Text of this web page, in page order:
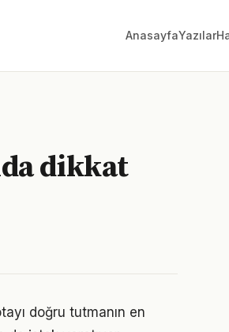
AnasayfaYazılar
dikkat
doğru tutmanın en